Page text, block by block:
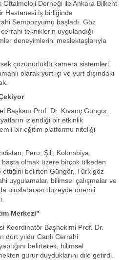
Oftalmoloji Derneği ile Ankara Bilkent
Hastanesi iş birliğinde
Sempozyumu başladı. Göz
tekniklerin uygulandığı
deneyimlerini meslektaşlarıyla
çözünürlüklü kamera sistemleri
olarak yurt içi ve yurt dışındaki
Başkanı Prof. Dr. Kıvanç Güngör,
izlendiği bir etkinlik
bir eğitim platformu niteliği
Peru, Şili, Kolombiya,
olmak üzere birçok ülkeden
belirten Güngör, Türk göz
uygulamalar, bilimsel çalışmalar ve
uluslararası düzeyde önemli
Merkezi”
Koordinatör Başhekimi Prof. Dr.
yıldır Canlı Cerrahi
belirterek, bilimsel
gurur duyduklarını dile getirdi.